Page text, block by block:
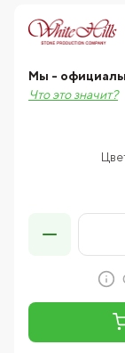
Мы -
Что это значит?